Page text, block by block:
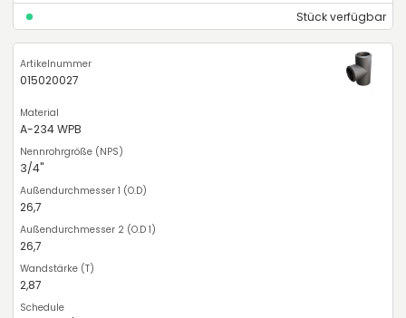
Stück verfügbar
015020027
A-234 WPB
3/4"
26,7
26,7
2,87